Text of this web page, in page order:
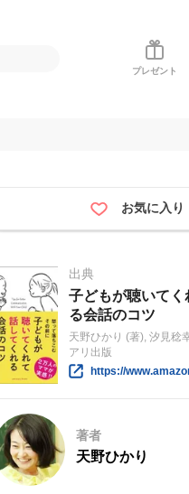
プレゼント
お気に入り
出典
子どもが聴いて
る会話のコツ
天野ひかり (著), 汐見稔
アリ出版
https://
著者
天野ひかり